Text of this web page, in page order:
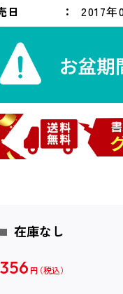
日 2017年
在庫なし
356 円